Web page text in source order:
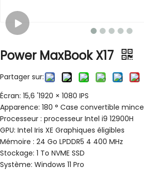
Power MaxBook X17
Partager sur:
Écran: 15,6 '1920 × 1080 IPS
Apparence: 180 ° Case convertible mince
Processeur : processeur Intel i9 12900H
GPU: Intel Iris XE Graphiques éligibles
Mémoire : 24 Go LPDDR5 4 400 MHz
Stockage: 1 To NVME SSD
Système: Windows 11 Pro